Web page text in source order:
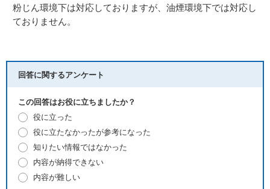
粉じん環境下は対応しておりますが、油煙環境下では対応し
ておりません。
回答に関するアンケート
この回答はお役に立ちましたか？
役に立った
役に立たなかったが参考になった
知りたい情報ではなかった
内容が納得できない
内容が難しい